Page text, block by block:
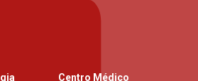
Centro Médico